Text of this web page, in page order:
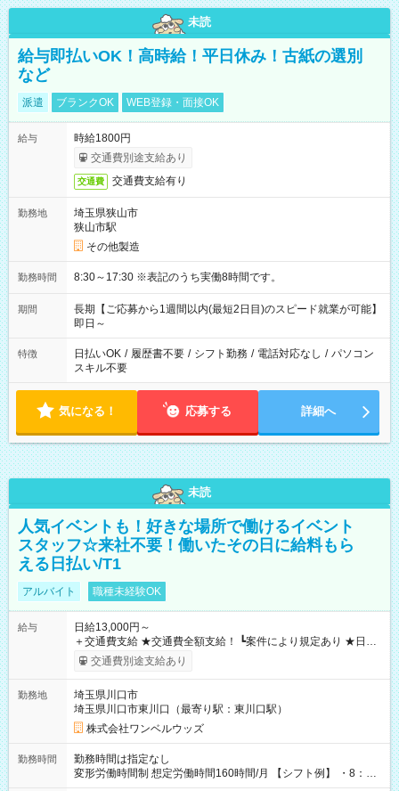
未読
給与即払いOK！高時給！平日休み！古紙の選別
など
派遣 ブランクOK WEB登録・面接OK
給与
時給1800円
交通費別途支給あり
交通費 交通費支給有り
勤務地
埼玉県狭山市
狭山市駅
その他製造
勤務時間 8:30～17:30 ※表記のうち実働8時間です。
期間
長期【ご応募から1週間以内(最短2日目)のスピード就業が可能】
即日～
特徴 日払いOK / 履歴書不要 / シフト勤務 / 電話対応なし / パソコン
スキル不要
気になる！ 応募する 詳細へ
未読
人気イベントも！好きな場所で働けるイベント
スタッフ☆来社不要！働いたその日に給料もら
える日払い/T1
アルバイト 職種未経験OK
給与
日給13,000円～
＋交通費支給 ★交通費全額支給！ ┗案件により規定あり ★日払
いOK！（規定あり） ┗働いたその日に現金GET♪ お仕事後はコ
ンビニATMから 日払い分を引き落とせます！ 【試用期間】試
交通費別途支給あり
勤務地
埼玉県川口市
埼玉県川口市東川口（最寄り駅：東川口駅）
株式会社ワンベルウッズ
勤務時間
勤務時間は指定なし
変形労働時間制 想定労働時間160時間/月 【シフト例】 ・8：00
～21：00